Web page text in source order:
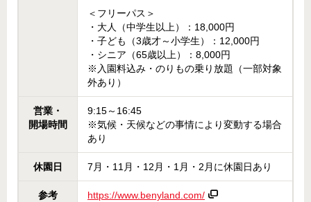
＜フリーパス＞
・大人（中学生以上）：18,000円
・子ども（3歳才～小学生）：12,000円
・シニア（65歳以上）：8,000円
※入園料込み・のりもの乗り放題（一部対象
外あり）
営業・
開場時間
9:15～16:45
※気候・天候などの事情により変動する場合
あり
休園日 7月・11月・12月・1月・2月に休園日あり
参考
https://www.benyland.com/